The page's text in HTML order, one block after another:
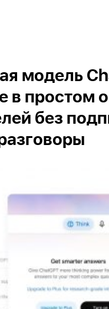
модель
в простом
без